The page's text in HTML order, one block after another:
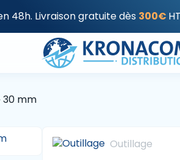
48h. Livraison gratuite dès 300€
30 mm
Outillage